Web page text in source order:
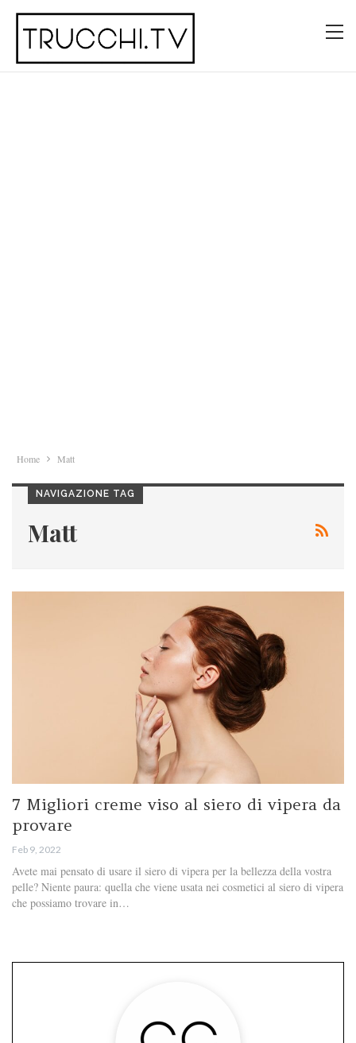
Home Matt
NAVIGAZIONE TAG
Matt
7 Migliori creme viso al siero di vipera da
provare
Feb 9, 2022
Avete mai pensato di usare il siero di vipera per la bellezza della vostra
pelle? Niente paura: quella che viene usata nei cosmetici al siero di vipera
che possiamo trovare in…